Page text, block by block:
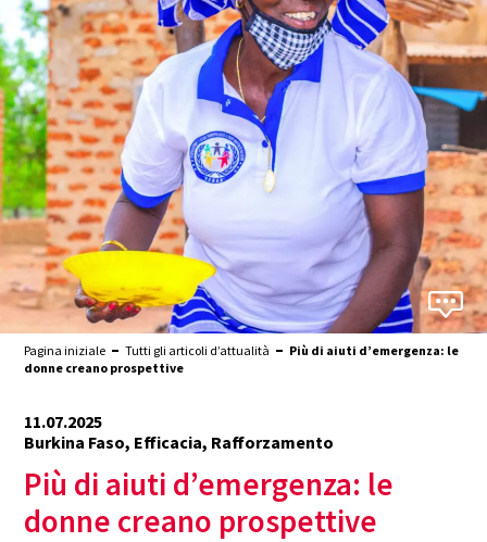
Pagina iniziale Tutti gli articoli d’attualità
Più di aiuti d’emergenza: le
donne creano prospettive
11.07.2025
Burkina Faso, Efficacia, Rafforzamento
Più di aiuti d’emergenza: le
donne creano prospettive